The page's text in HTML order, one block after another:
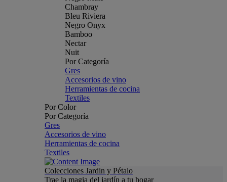
Chambray
Bleu Riviera
Negro Onyx
Bamboo
Nectar
Nuit
Por Categoría
Gres
Accesorios de vino
Herramientas de cocina
Textiles
Por Color
Por Categoría
Gres
Accesorios de vino
Herramientas de cocina
Textiles
Colecciones Jardin y Pétalo
Trae la magia del jardín a tu hogar